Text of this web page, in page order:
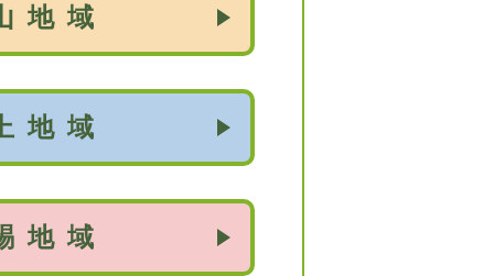
地域
地域
地域